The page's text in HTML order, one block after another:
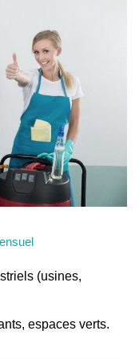
(usines,
espaces verts.